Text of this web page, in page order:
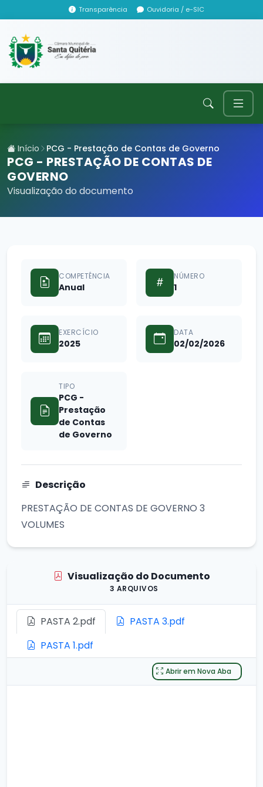
Transparência Ouvidoria / e-SIC
Início PCG - Prestação de Contas de Governo
PCG - PRESTAÇÃO DE CONTAS DE
GOVERNO
Visualização do documento
COMPETÊNCIA
Anual
NÚMERO
1
EXERCÍCIO
2025
DATA
02/02/2026
TIPO
PCG -
Prestação
de Contas
de Governo
Descrição
PRESTAÇÃO DE CONTAS DE GOVERNO 3
VOLUMES
Visualização do Documento
3 ARQUIVOS
PASTA 2.pdf
PASTA 3.pdf
PASTA 1.pdf
Abrir em Nova Aba